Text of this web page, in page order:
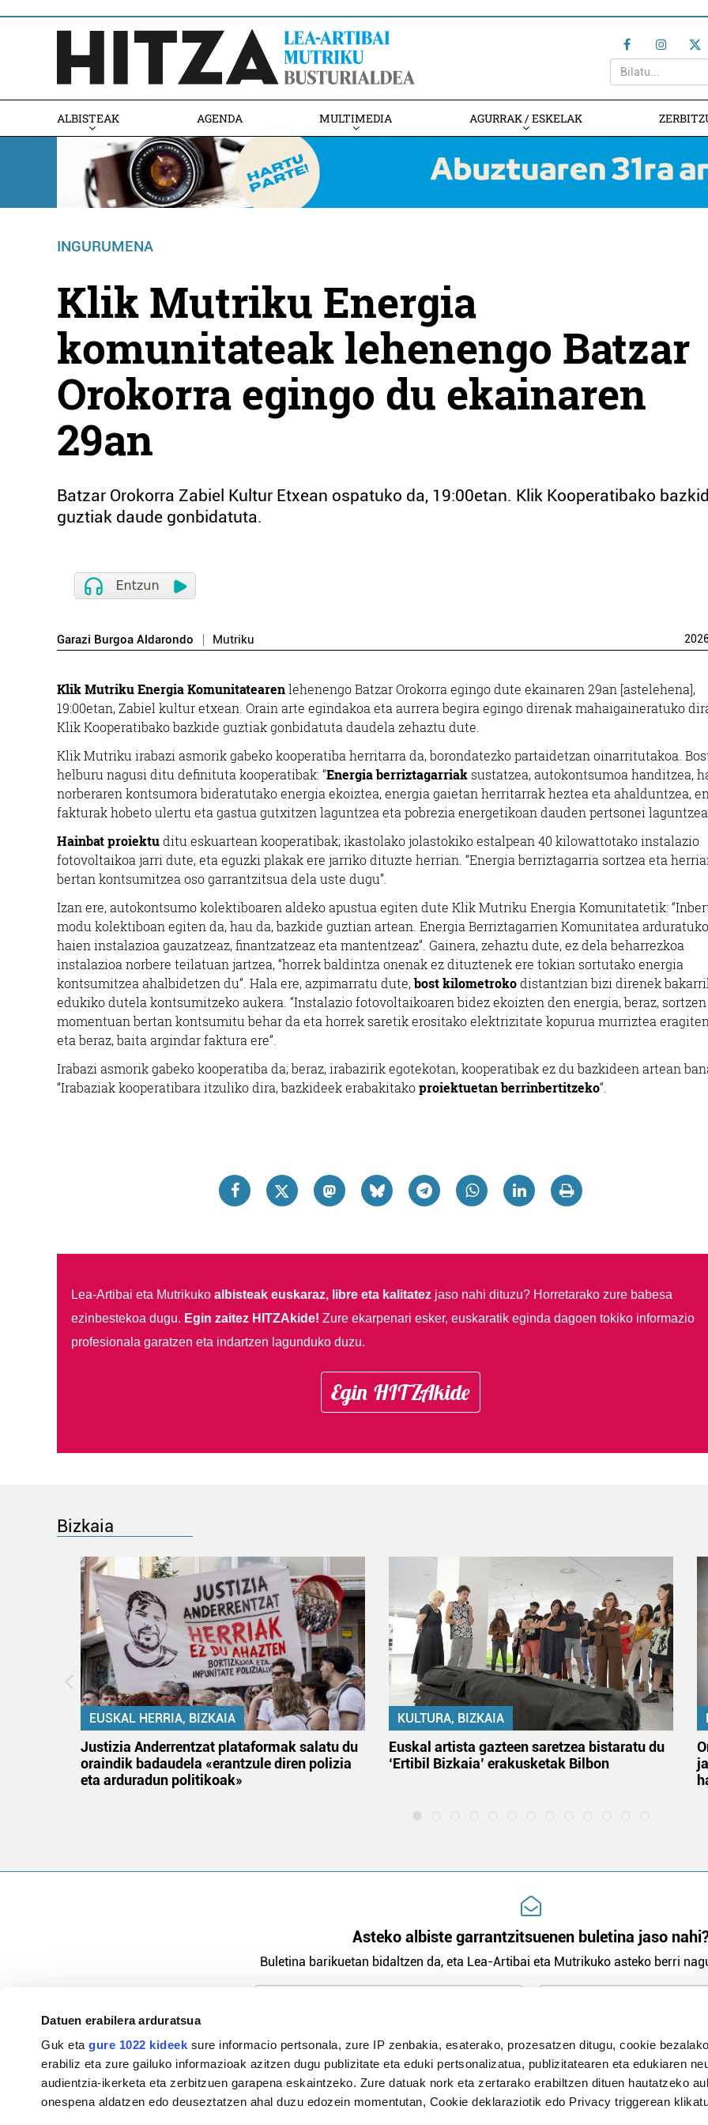
Datuen erabilera arduratsua
Guk etagure 1022 kideek sure informacio pertsonala, zure IP zenbakia, esaterako, prozesatzen ditugu, cookie
erabiliz eta zure gailuko informazioak azitzen dugu publizitate eta eduki pertsonalizatua, publizitatearen eta edukiaren
audientzia-ikerketa eta zerbitzuen garapena eskaintzeko. Zure datuak nork eta zertarako erabiltzen dituen hautatzeko
onespena aldatzen edo deuseztatzen ahal duzu edozein momentutan, Cookie deklaraziotik edo Privacy triggerean
ALBISTEAK AGENDA MULTIMEDIA AGURRAK / ESKELAK
INGURUMENA
Klik Mutriku Energia
komunitateak lehenengo Batzar
Orokorra egingo du ekainaren
29an
Batzar Orokorra Zabiel Kultur Etxean ospatuko da, 19:00etan. Klik Kooperatibako
guztiak daude gonbidatuta.
Garazi Burgoa Aldarondo Mutriku
Klik Mutriku Energia Komunitatearenlehenengo Batzar Orokorra egingo dute ekainaren 29an [astelehena],
19:00etan, Zabiel kultur etxean. Orain arte egindakoa eta aurrera begira egingo direnak mahaigaineratuko
Klik Kooperatibako bazkide guztiak gonbidatuta daudela zehaztu dute.
Klik Mutriku irabazi asmorik gabeko kooperatiba herritarra da, borondatezko partaidetzan oinarritutakoa.
helburu nagusi ditu definituta kooperatibak: “Energia berriztagarriak sustatzea, autokontsumoa handitzea,
norberaren kontsumora bideratutako energia ekoiztea, energia gaietan herritarrak heztea eta ahalduntzea,
fakturak hobeto ulertu eta gastua gutxitzen laguntzea eta pobrezia energetikoan dauden pertsonei
Hainbat proiektuditu eskuartean kooperatibak; ikastolako jolastokiko estalpean 40 kilowattotako instalazio
fotovoltaikoa jarri dute, eta eguzki plakak ere jarriko dituzte herrian. “Energia berriztagarria sortzea eta
bertan kontsumitzea oso garrantzitsua dela uste dugu”.
Izan ere, autokontsumo kolektiboaren aldeko apustua egiten dute Klik Mutriku Energia Komunitatetik:
modu kolektiboan egiten da, hau da, bazkide guztian artean. Energia Berriztagarrien Komunitatea
haien instalazioa gauzatzeaz, finantzatzeaz eta mantentzeaz”. Gainera, zehaztu dute, ez dela beharrezkoa
instalazioa norbere teilatuan jartzea, “horrek baldintza onenak ez dituztenek ere tokian sortutako energia
kontsumitzea ahalbidetzen du”. Hala ere, azpimarratu dute,bost kilometrokodistantzian bizi direnek
edukiko dutela kontsumitzeko aukera. “Instalazio fotovoltaikoaren bidez ekoizten den energia, beraz,
momentuan bertan kontsumitu behar da eta horrek saretik erositako elektrizitate kopurua murriztea
eta beraz, baita argindar faktura ere”.
Irabazi asmorik gabeko kooperatiba da; beraz, irabazirik egotekotan, kooperatibak ez du bazkideen artean
“Irabaziak kooperatibara itzuliko dira, bazkideek erabakitakoproiektuetan berrinbertitzeko“.
Lea-Artibai eta Mutrikuko albisteak euskaraz, libre eta kalitatezjaso nahi dituzu? Horretarako zure babesa
ezinbestekoa dugu. Egin zaitez HITZAkide! Zure ekarpenari esker, euskaratik eginda dagoen tokiko informazio
profesionala garatzen eta indartzen lagunduko duzu.
Egin HITZAkide
Bizkaia
EUSKAL HERRIA, BIZKAIA
Justizia Anderrentzat plataformak salatu du
oraindik badaudela «erantzule diren polizia
eta arduradun politikoak»
KULTURA, BIZKAIA
Euskal artista gazteen saretzea bistaratu du
‘Ertibil Bizkaia’ erakusketak Bilbon
Asteko albiste garrantzitsuenen buletina jaso
Buletina barikuetan bidaltzen da, eta Lea-Artibai eta Mutrikuko asteko berri